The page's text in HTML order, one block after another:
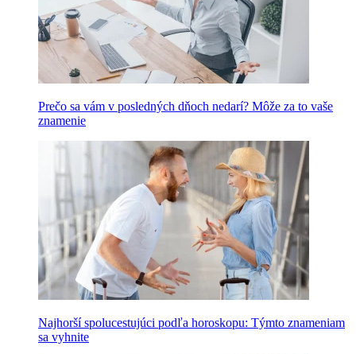
Prečo sa vám v posledných dňoch nedarí? Môže za to vaše
znamenie
Najhorší spolucestujúci podľa horoskopu: Týmto znameniam
sa vyhnite